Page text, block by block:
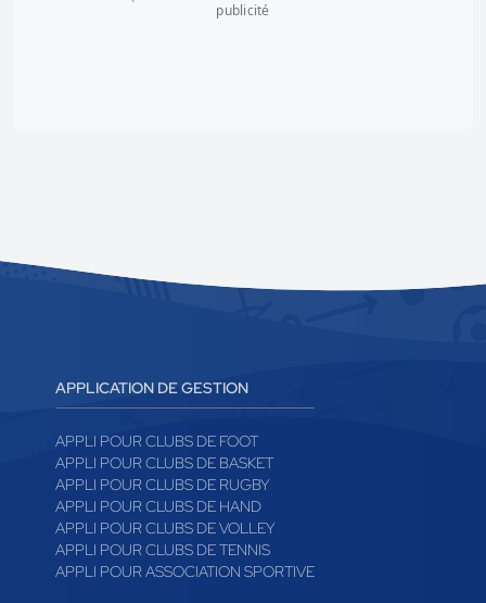
publicité
APPLICATION DE GESTION
APPLI POUR CLUBS DE FOOT
APPLI POUR CLUBS DE BASKET
APPLI POUR CLUBS DE RUGBY
APPLI POUR CLUBS DE HAND
APPLI POUR CLUBS DE VOLLEY
APPLI POUR CLUBS DE TENNIS
APPLI POUR ASSOCIATION SPORTIVE